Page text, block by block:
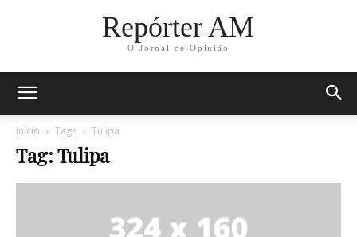
Repórter AM
O Jornal de Opinião
Início Tags Tulipa
Tag: Tulipa